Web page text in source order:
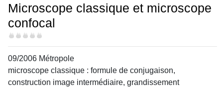
Microscope classique et microscope
confocal
Difficulté
09/2006 Métropole
microscope classique : formule de conjugaison,
construction image intermédiaire, grandissement